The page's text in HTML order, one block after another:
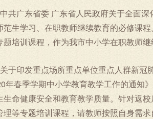
中共广东省委 广东省人民政府关于全面
范生学习、在职教师继续教育的必修课
题培训课程，作为我市中小学在职教师
关于印发重点场所重点单位重点人群新
年春季学期中小学教育教学工作的通知
生命健康安全和教育教学质量。针对返
理等专题培训课程，请教师按照自身需